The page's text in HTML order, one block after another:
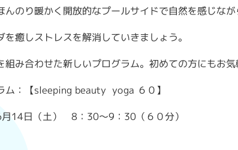
のり暖かく開放的なプールサイドで自然を感じなが
を癒しストレスを解消していきましょう。
組み合わせた新しいプログラム。初めての方にもお気
：【sleeping beauty yoga ６０】
14日（土） 8：30～9：30（６０分）